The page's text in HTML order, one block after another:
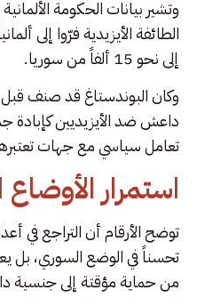
إلى نحو 15 ألفاً من سوريا.
وكان البوندستاغ قد صنف قبل
داعش ضد الأيزيديين
تعامل سياسي مع جهات
استمرار الأوضاع
توضح الأرقام أن التراجع في
تحسناً في الوضع السوري، بل
من حماية مؤقتة إلى جنسية